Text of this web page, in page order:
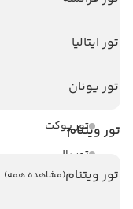
تور ایتالیا
تور یونان
تور ویتنام
تور ویتنام(مشاهده همه)
تورهای پربازدید
تور آنتالیا
تور پوکت
تور بالی
تور سریلانکا